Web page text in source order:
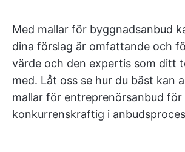
Med mallar för byggnadsanbud
dina förslag är omfattande och
värde och den expertis som ditt
med. Låt oss se hur du bäst kan
mallar för entreprenörsanbud
konkurrenskraftig i